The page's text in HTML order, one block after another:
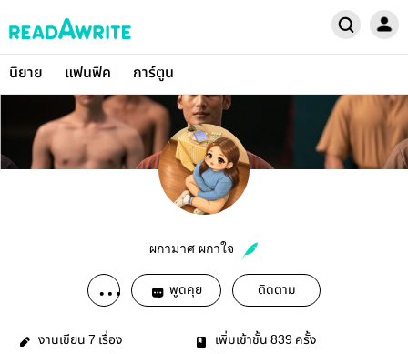
นิยาย แฟนฟิค การ์ตูน
ผกามาศ ผกาใจ
พูดคุย ติดตาม
งานเขียน 7 เรื่อง เพิ่มเข้าชั้น 839 ครั้ง